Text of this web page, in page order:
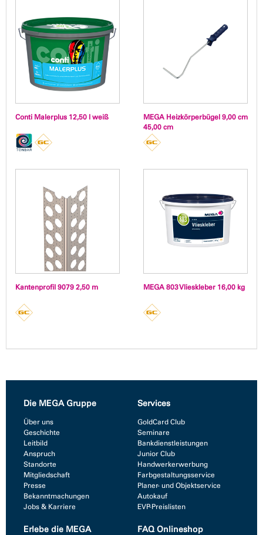
Conti Malerplus 12,50 l weiß
MEGA Heizkörperbügel 9,00 cm
45,00 cm
Kantenprofil 9079 2,50 m MEGA 803 Vlieskleber 16,00 kg
Die MEGA Gruppe
Über uns
Geschichte
Leitbild
Anspruch
Standorte
Mitgliedschaft
Presse
Bekanntmachungen
Jobs & Karriere
Services
GoldCard Club
Seminare
Bankdienstleistungen
Junior Club
Handwerkerwerbung
Farbgestaltungsservice
Planer- und Objektservice
Autokauf
EVP-Preislisten
Erlebe die MEGA FAQ Onlineshop